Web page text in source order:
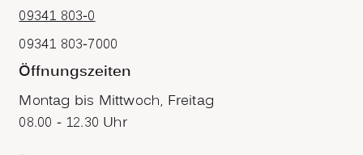
09341 803-0
09341 803-7000
Öffnungszeiten
Montag bis Mittwoch, Freitag
08.00 - 12.30 Uhr